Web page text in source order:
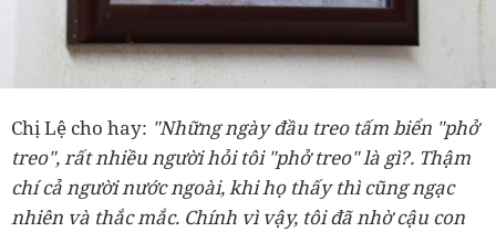
Chị Lệ cho hay: "Những ngày đầu treo tấm biển "phở
treo", rất nhiều người hỏi tôi "phở treo" là gì?. Thậm
chí cả người nước ngoài, khi họ thấy thì cũng ngạc
nhiên và thắc mắc. Chính vì vậy, tôi đã nhờ cậu con